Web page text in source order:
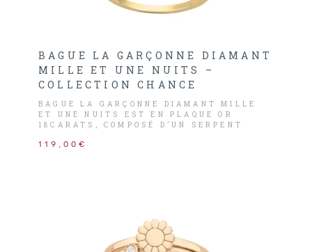
BAGUE LA GARÇONNE DIAMANT
MILLE ET UNE NUITS –
COLLECTION CHANCE
BAGUE LA GARÇONNE DIAMANT MILLE
ET UNE NUITS EST EN PLAQUE OR
18CARATS, COMPOSÉ D’UN SERPENT
119,00€